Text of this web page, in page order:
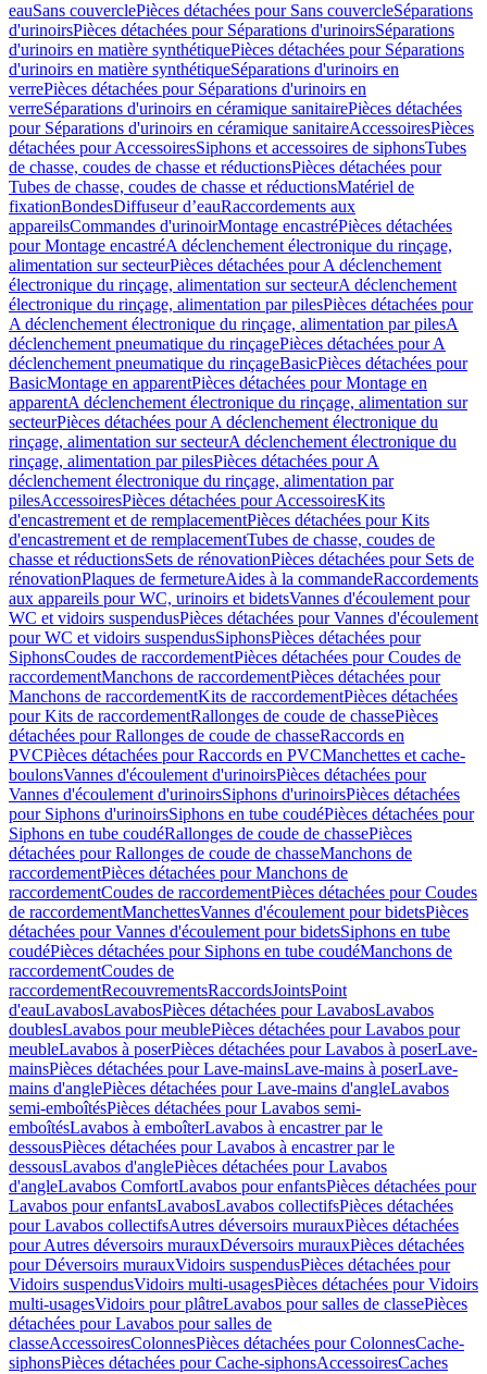
eauSans couverclePièces détachées pour Sans couvercleSéparations
d'urinoirsPièces détachées pour Séparations d'urinoirsSéparations
d'urinoirs en matière synthétiquePièces détachées pour Séparations
d'urinoirs en matière synthétiqueSéparations d'urinoirs en
verrePièces détachées pour Séparations d'urinoirs en
verreSéparations d'urinoirs en céramique sanitairePièces détachées
pour Séparations d'urinoirs en céramique sanitaireAccessoiresPièces
détachées pour AccessoiresSiphons et accessoires de siphonsTubes
de chasse, coudes de chasse et réductionsPièces détachées pour
Tubes de chasse, coudes de chasse et réductionsMatériel de
fixationBondesDiffuseur d’eauRaccordements aux
appareilsCommandes d'urinoirMontage encastréPièces détachées
pour Montage encastréA déclenchement électronique du rinçage,
alimentation sur secteurPièces détachées pour A déclenchement
électronique du rinçage, alimentation sur secteurA déclenchement
électronique du rinçage, alimentation par pilesPièces détachées pour
A déclenchement électronique du rinçage, alimentation par pilesA
déclenchement pneumatique du rinçagePièces détachées pour A
déclenchement pneumatique du rinçageBasicPièces détachées pour
BasicMontage en apparentPièces détachées pour Montage en
apparentA déclenchement électronique du rinçage, alimentation sur
secteurPièces détachées pour A déclenchement électronique du
rinçage, alimentation sur secteurA déclenchement électronique du
rinçage, alimentation par pilesPièces détachées pour A
déclenchement électronique du rinçage, alimentation par
pilesAccessoiresPièces détachées pour AccessoiresKits
d'encastrement et de remplacementPièces détachées pour Kits
d'encastrement et de remplacementTubes de chasse, coudes de
chasse et réductionsSets de rénovationPièces détachées pour Sets de
rénovationPlaques de fermetureAides à la commandeRaccordements
aux appareils pour WC, urinoirs et bidetsVannes d'écoulement pour
WC et vidoirs suspendusPièces détachées pour Vannes d'écoulement
pour WC et vidoirs suspendusSiphonsPièces détachées pour
SiphonsCoudes de raccordementPièces détachées pour Coudes de
raccordementManchons de raccordementPièces détachées pour
Manchons de raccordementKits de raccordementPièces détachées
pour Kits de raccordementRallonges de coude de chassePièces
détachées pour Rallonges de coude de chasseRaccords en
PVCPièces détachées pour Raccords en PVCManchettes et cache-
boulonsVannes d'écoulement d'urinoirsPièces détachées pour
Vannes d'écoulement d'urinoirsSiphons d'urinoirsPièces détachées
pour Siphons d'urinoirsSiphons en tube coudéPièces détachées pour
Siphons en tube coudéRallonges de coude de chassePièces
détachées pour Rallonges de coude de chasseManchons de
raccordementPièces détachées pour Manchons de
raccordementCoudes de raccordementPièces détachées pour Coudes
de raccordementManchettesVannes d'écoulement pour bidetsPièces
détachées pour Vannes d'écoulement pour bidetsSiphons en tube
coudéPièces détachées pour Siphons en tube coudéManchons de
raccordementCoudes de
raccordementRecouvrementsRaccordsJointsPoint
d'eauLavabosLavabosPièces détachées pour LavabosLavabos
doublesLavabos pour meublePièces détachées pour Lavabos pour
meubleLavabos à poserPièces détachées pour Lavabos à poserLave-
mainsPièces détachées pour Lave-mainsLave-mains à poserLave-
mains d'anglePièces détachées pour Lave-mains d'angleLavabos
semi-emboîtésPièces détachées pour Lavabos semi-
emboîtésLavabos à emboîterLavabos à encastrer par le
dessousPièces détachées pour Lavabos à encastrer par le
dessousLavabos d'anglePièces détachées pour Lavabos
d'angleLavabos ComfortLavabos pour enfantsPièces détachées pour
Lavabos pour enfantsLavabosLavabos collectifsPièces détachées
pour Lavabos collectifsAutres déversoirs murauxPièces détachées
pour Autres déversoirs murauxDéversoirs murauxPièces détachées
pour Déversoirs murauxVidoirs suspendusPièces détachées pour
Vidoirs suspendusVidoirs multi-usagesPièces détachées pour Vidoirs
multi-usagesVidoirs pour plâtreLavabos pour salles de classePièces
détachées pour Lavabos pour salles de
classeAccessoiresColonnesPièces détachées pour ColonnesCache-
siphonsPièces détachées pour Cache-siphonsAccessoiresCaches